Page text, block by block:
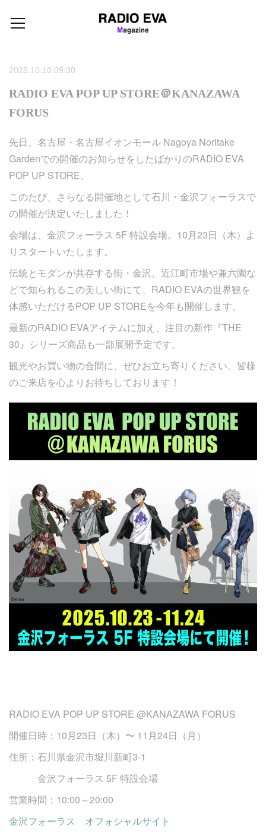
2025.10.10 09:30
RADIO EVA POP UP STORE＠KANAZAWA
FORUS
先日、名古屋・名古屋イオンモール Nagoya Noritake
Gardenでの開催のお知らせをしたばかりのRADIO EVA
POP UP STORE。
このたび、さらなる開催地として石川・金沢フォーラスで
の開催が決定いたしました！
会場は、金沢フォーラス 5F 特設会場。10月23日（木）よ
りスタートいたします。
伝統とモダンが共存する街・金沢。近江町市場や兼六園な
どで知られるこの美しい街にて、RADIO EVAの世界観を
体感いただけるPOP UP STOREを今年も開催します。
最新のRADIO EVAアイテムに加え、注目の新作『THE
30』シリーズ商品も一部展開予定です。
観光やお買い物の合間に、ぜひお立ち寄りください。皆様
のご来店を心よりお待ちしております！
RADIO EVA POP UP STORE @KANAZAWA FORUS
開催日時：10月23日（木）〜 11月24日（月）
住所：石川県金沢市堀川新町3-1
金沢フォーラス 5F 特設会場
営業時間：10:00～20:00
金沢フォーラス オフォシャルサイト